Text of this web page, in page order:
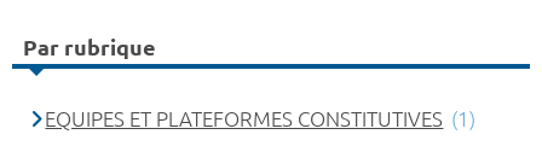
Par rubrique
EQUIPES ET PLATEFORMES CONSTITUTIVES (1)